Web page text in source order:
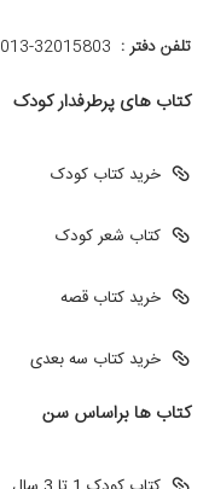
تلفن دفتر : 013-32015803 و 32015804-013
کتاب های پرطرفدار کودک
خرید کتاب کودک
کتاب شعر کودک
خرید کتاب قصه
خرید کتاب سه بعدی
کتاب ها براساس سن